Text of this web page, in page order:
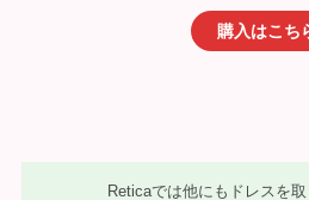
購入はこち
Reticaでは他にもドレスを